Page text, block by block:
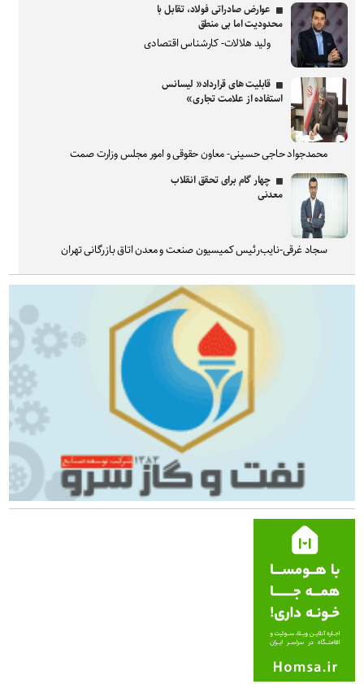
عوارض صادراتی فولاد، تقابل با
محدودیت اما بی منطق
ولید هلالات- کارشناس اقتصادی
قابلیت های قرارداد« لیسانس
استفاده از علامت تجاری»
محمدجواد حاجی حسینی- معاون حقوقی و امور مجلس وزارت صمت
چهار گام برای تحقق انقلاب
معدنی
سجاد غرقی-نایب‌رئیس کمیسیون صنعت و معدن اتاق بازرگانی تهران